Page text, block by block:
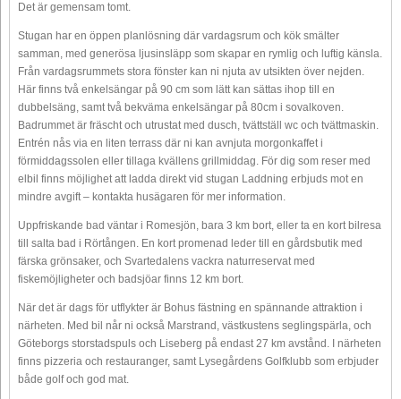
Det är gemensam tomt.
Stugan har en öppen planlösning där vardagsrum och kök smälter
samman, med generösa ljusinsläpp som skapar en rymlig och luftig känsla.
Från vardagsrummets stora fönster kan ni njuta av utsikten över nejden.
Här finns två enkelsängar på 90 cm som lätt kan sättas ihop till en
dubbelsäng, samt två bekväma enkelsängar på 80cm i sovalkoven.
Badrummet är fräscht och utrustat med dusch, tvättställ wc och tvättmaskin.
Entrén nås via en liten terrass där ni kan avnjuta morgonkaffet i
förmiddagssolen eller tillaga kvällens grillmiddag. För dig som reser med
elbil finns möjlighet att ladda direkt vid stugan Laddning erbjuds mot en
mindre avgift – kontakta husägaren för mer information.
Uppfriskande bad väntar i Romesjön, bara 3 km bort, eller ta en kort bilresa
till salta bad i Rörtången. En kort promenad leder till en gårdsbutik med
färska grönsaker, och Svartedalens vackra naturreservat med
fiskemöjligheter och badsjöar finns 12 km bort.
När det är dags för utflykter är Bohus fästning en spännande attraktion i
närheten. Med bil når ni också Marstrand, västkustens seglingspärla, och
Göteborgs storstadspuls och Liseberg på endast 27 km avstånd. I närheten
finns pizzeria och restauranger, samt Lysegårdens Golfklubb som erbjuder
både golf och god mat.